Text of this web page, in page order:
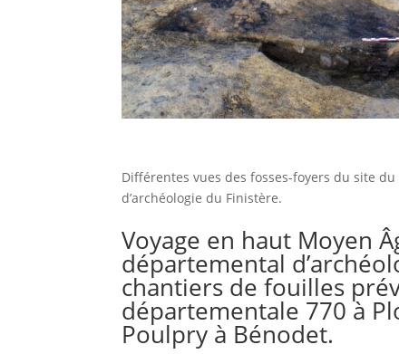
Différentes vues des fosses-foyers du site
d’archéologie du Finistère.
Voyage en haut Moyen
départemental
chantiers de fouilles
départementale 770 à
Poulpry à Bénodet.